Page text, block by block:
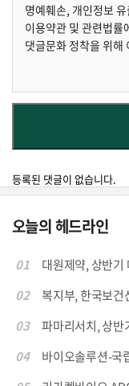
등록된 댓글이 없습니다.
오늘의 헤드라인
01
대원제약, 상반
02
복지부, 한국보건
03
파마리서치, 상
04
바이오솔루션-국